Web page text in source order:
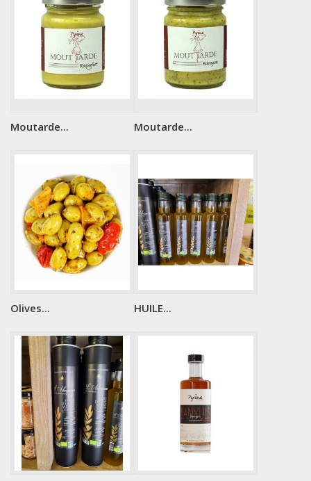
Moutarde... Moutarde...
Olives... HUILE...